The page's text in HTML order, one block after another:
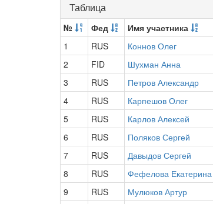
Таблица
№ Фед Имя участника
1
RUS Коннов Олег
2
FID Шухман Анна
3
RUS Петров Александр
4
RUS Карпешов Олег
5
RUS Карлов Алексей
6
RUS Поляков Сергей
7
RUS Давыдов Сергей
8
RUS Фефелова Екатерина
9
RUS Мулюков Артур